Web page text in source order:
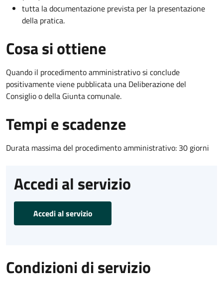
tutta la documentazione prevista per la presentazione
della pratica.
Cosa si ottiene
Quando il procedimento amministrativo si conclude
positivamente viene pubblicata una Deliberazione del
Consiglio o della Giunta comunale.
Tempi e scadenze
Durata massima del procedimento amministrativo: 30 giorni
Accedi al servizio
Accedi al servizio
Condizioni di servizio